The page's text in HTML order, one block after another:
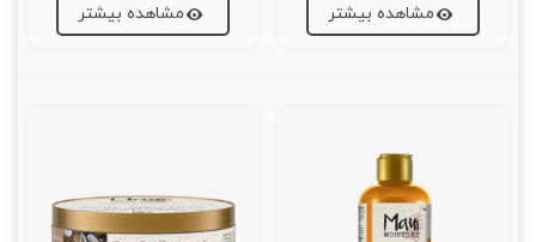
مشاهده بیشتر مشاهده بیشتر